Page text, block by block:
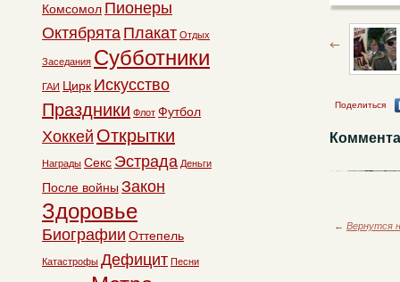
Поделиться
← Вернутся
Комсомол Пионеры
Октябрята Плакат Отдых
Заседания Субботники
ГАИ Цирк Искусство
Праздники Флот Футбол
Хоккей Открытки
Награды Секс Эстрада Деньги
После войны Закон
Здоровье
Биографии Оттепель
Катастрофы Дефицит Песни